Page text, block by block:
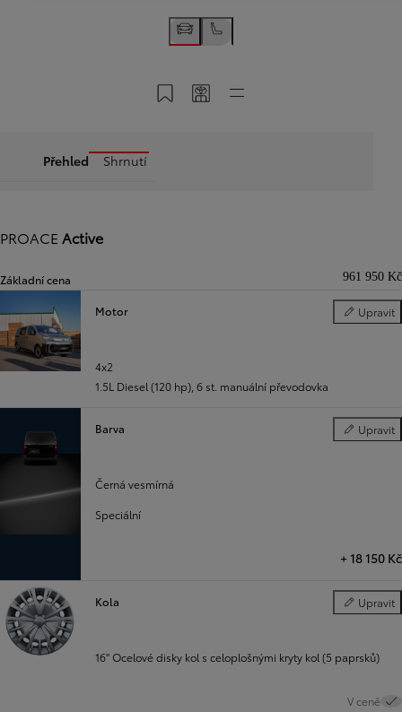
Předchozí
Uložit do MyToyota
Sdílet kód
Přehled Shrnutí
PROACE Active
Základní cena 961 950 Kč
Motor Upravit
Motor
4x2
1.5L Diesel (120 hp), 6 st. manuální převodovka
Barva Upravit
Barva
Černá vesmírná
Speciální
+18 150 Kč
Kola Upravit
Kola
16" Ocelové disky kol s celoplošnými kryty kol (5 paprsků)
V ceně